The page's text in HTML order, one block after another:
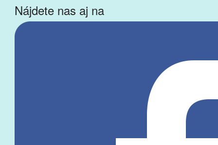
Nájdete nas aj na